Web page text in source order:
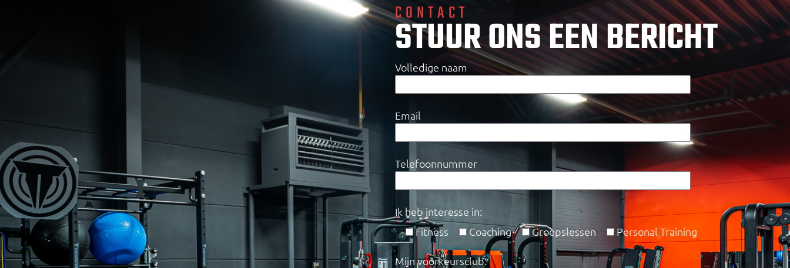
CONTACT
STUUR ONS EEN BERICHT
Volledige naam
Email
Telefoonnummer
Ik heb interesse in:
Fitness
Coaching Groepslessen Personal Training
Mijn voorkeursclub: